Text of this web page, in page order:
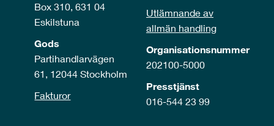
Box 310, 631 04
Eskilstuna
Gods
Partihandlarvägen
61, 12044 Stockholm
Fakturor
Utlämnande av
allmän handling
Organisationsnummer
202100-5000
Presstjänst
016-544 23 99